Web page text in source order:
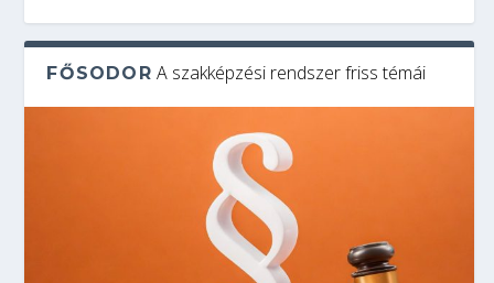
FŐSODOR A szakképzési rendszer friss témái